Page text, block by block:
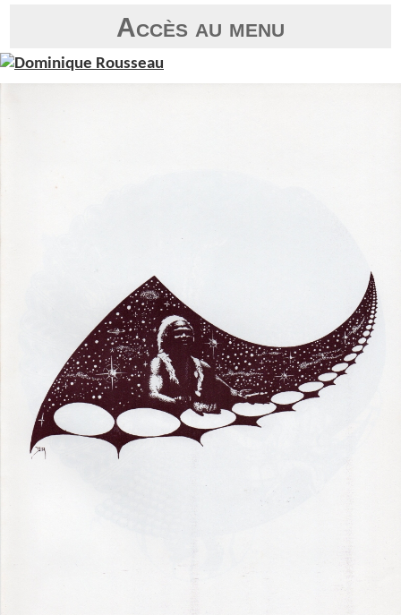
Accès au menu